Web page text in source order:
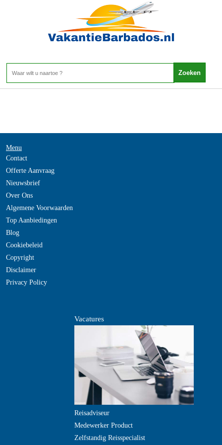
Home>
Menu
Contact
Offerte Aanvraag
Nieuwsbrief
Over Ons
Algemene Voorwaarden
Top Aanbiedingen
Blog
Cookiebeleid
Copyright
Disclaimer
Privacy Policy
Vacatures
Reisadviseur
Medewerker Product
Zelfstandig Reisspecialist